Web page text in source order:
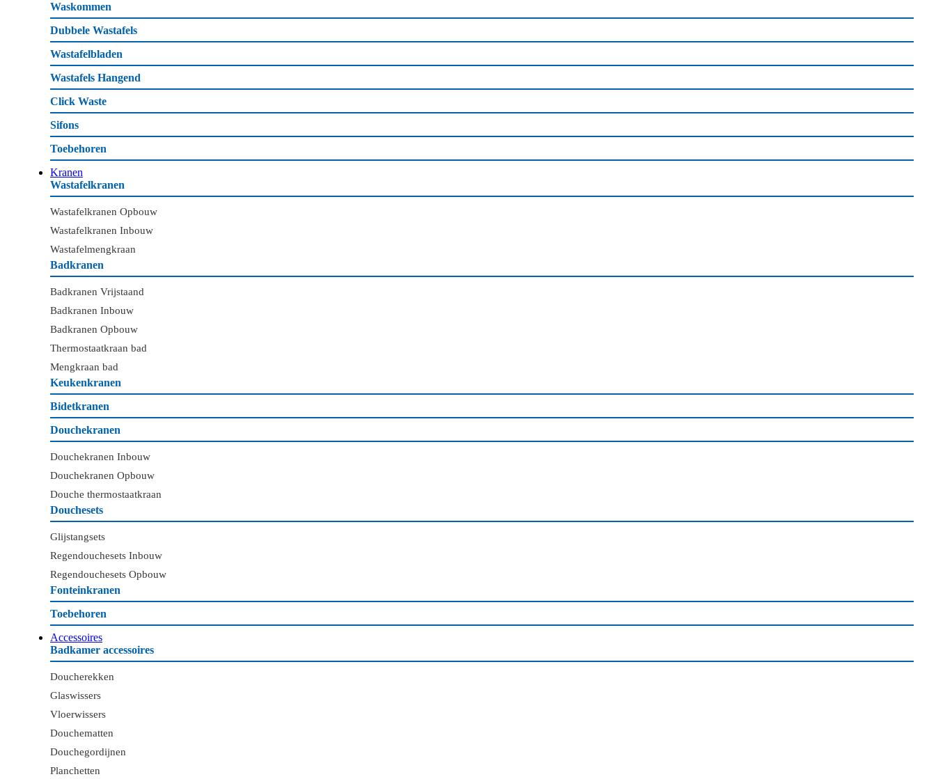
Waskommen
Dubbele Wastafels
Wastafelbladen
Wastafels Hangend
Click Waste
Sifons
Toebehoren
Kranen
Wastafelkranen
Wastafelkranen Opbouw
Wastafelkranen Inbouw
Wastafelmengkraan
Badkranen
Badkranen Vrijstaand
Badkranen Inbouw
Badkranen Opbouw
Thermostaatkraan bad
Mengkraan bad
Keukenkranen
Bidetkranen
Douchekranen
Douchekranen Inbouw
Douchekranen Opbouw
Douche thermostaatkraan
Douchesets
Glijstangsets
Regendouchesets Inbouw
Regendouchesets Opbouw
Fonteinkranen
Toebehoren
Accessoires
Badkamer accessoires
Doucherekken
Glaswissers
Vloerwissers
Douchematten
Douchegordijnen
Planchetten